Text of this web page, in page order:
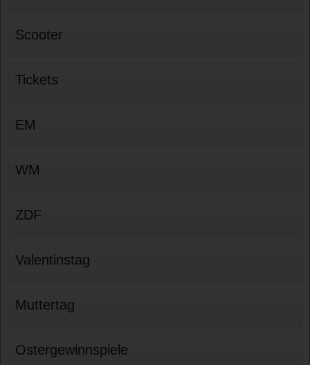
Scooter
Tickets
EM
WM
ZDF
Valentinstag
Muttertag
Ostergewinnspiele